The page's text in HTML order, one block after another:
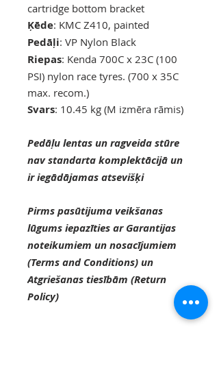
cartridge bottom bracket
Ķēde: KMC Z410, painted
Pedāļi: VP Nylon Black
Riepas: Kenda 700C x 23C (100
PSI) nylon race tyres. (700 x 35C
max. recom.)
Svars: 10.45 kg (M izmēra rāmis)
Pedāļu lentas un ragveida stūre
nav standarta komplektācijā un
ir iegādājamas atsevišķi
Pirms pasūtijuma veikšanas
lūgums iepazīties ar Garantijas
noteikumiem un nosacījumiem
(Terms and Conditions) un
Atgriešanas tiesībām (Return
Policy)